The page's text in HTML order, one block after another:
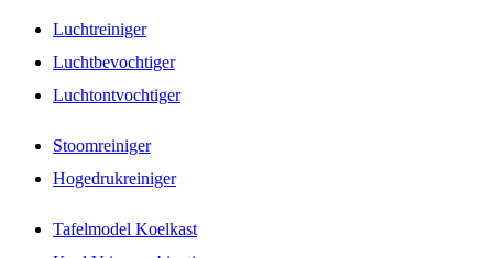
Luchtreiniger
Luchtbevochtiger
Luchtontvochtiger
Stoomreiniger
Hogedrukreiniger
Tafelmodel Koelkast